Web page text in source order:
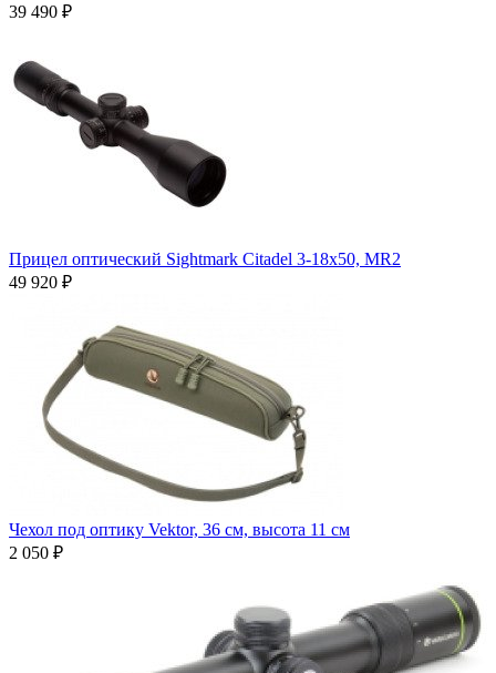
39 490 ₽
Прицел оптический Sightmark Citadel 3-18x50, MR2
49 920 ₽
Чехол под оптику Vektor, 36 см, высота 11 см
2 050 ₽